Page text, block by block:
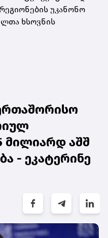
უკანონო
ხსოვნის
მილიარდ აშშ
- ეკატერინე